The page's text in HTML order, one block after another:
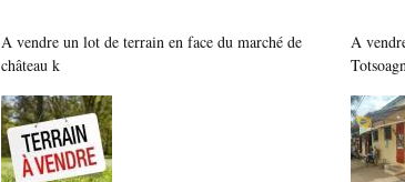
A vendre un lot de terrain en face du marché de
château k
A